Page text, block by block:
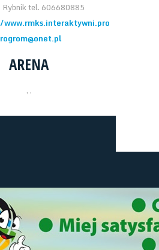
tel. 606680885
ARENA
, ,